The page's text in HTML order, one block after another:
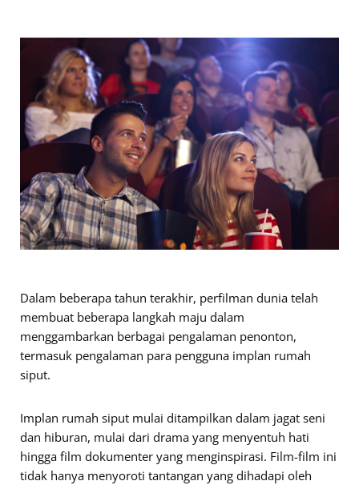
Dalam beberapa tahun terakhir, perfilman dunia telah
membuat beberapa langkah maju dalam
menggambarkan berbagai pengalaman penonton,
termasuk pengalaman para pengguna implan rumah
siput.
Implan rumah siput mulai ditampilkan dalam jagat seni
dan hiburan, mulai dari drama yang menyentuh hati
hingga film dokumenter yang menginspirasi. Film-film ini
tidak hanya menyoroti tantangan yang dihadapi oleh